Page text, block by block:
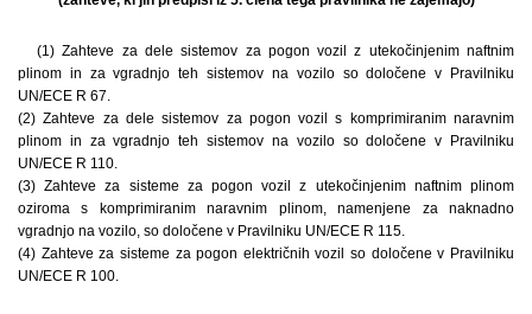
(1) Zahteve za dele sistemov za pogon vozil z utekočinjenim naftnim
plinom in za vgradnjo teh sistemov na vozilo so določene v Pravilniku
UN/ECE R 67.
(2) Zahteve za dele sistemov za pogon vozil s komprimiranim naravnim
plinom in za vgradnjo teh sistemov na vozilo so določene v Pravilniku
UN/ECE R 110.
(3) Zahteve za sisteme za pogon vozil z utekočinjenim naftnim plinom
oziroma s komprimiranim naravnim plinom, namenjene za naknadno
vgradnjo na vozilo, so določene v Pravilniku UN/ECE R 115.
(4) Zahteve za sisteme za pogon električnih vozil so določene v Pravilniku
UN/ECE R 100.